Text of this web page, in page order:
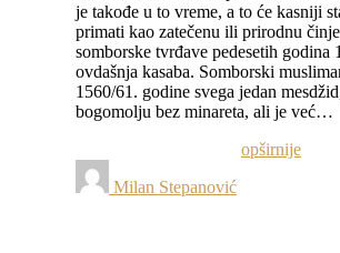
je takođe u to vreme, a to će kasniji
primati kao zatečenu ili prirodnu
somborske tvrđave pedesetih godina
ovdašnja kasaba. Somborski
1560/61. godine svega jedan
bogomolјu bez minareta, ali je već…
opširnije
Milan Stepanović